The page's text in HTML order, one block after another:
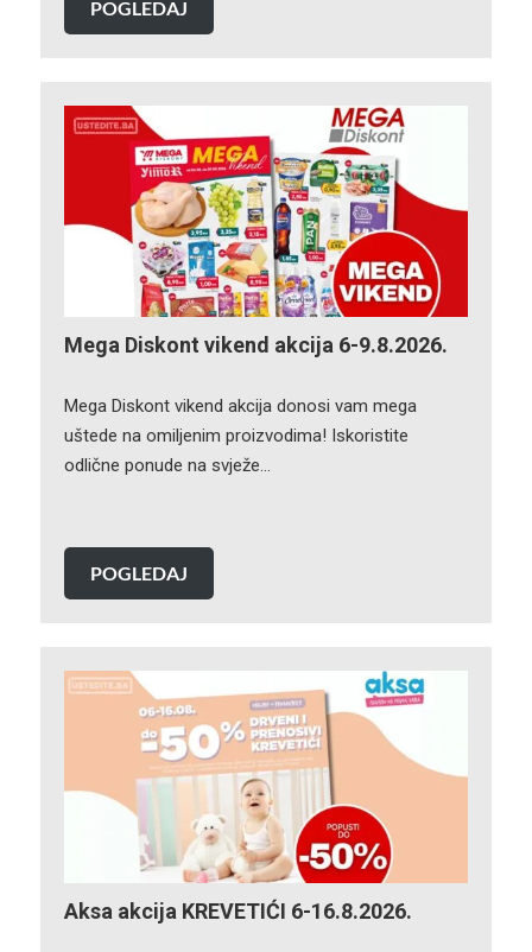
POGLEDAJ
Mega Diskont vikend akcija 6-9.8.2026.
Mega Diskont vikend akcija donosi vam mega
uštede na omiljenim proizvodima! Iskoristite
odlične ponude na svježe…
POGLEDAJ
Aksa akcija KREVETIĆI 6-16.8.2026.